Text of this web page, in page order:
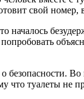
свой
началось
безопасности.
туалеты не